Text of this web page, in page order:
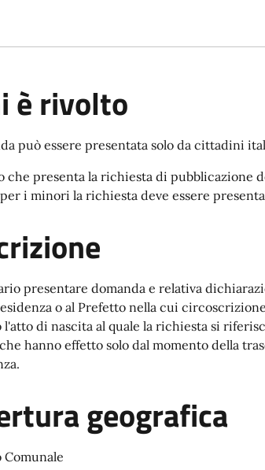
è rivolto
può essere presentata solo da cittadini
che presenta la richiesta di pubblicazione
i minori la richiesta deve essere
presentare domanda e relativa
o al Prefetto nella cui
di nascita al quale la richiesta si
hanno effetto solo dal momento della
geografica